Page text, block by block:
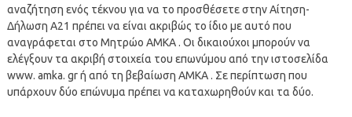
αναζήτηση ενός τέκνου για να το προσθέσετε στην Αίτηση-
Δήλωση Α21 πρέπει να είναι ακριβώς το ίδιο με αυτό που
αναγράφεται στο Μητρώο ΑΜΚΑ . Οι δικαιούχοι μπορούν να
ελέγξουν τα ακριβή στοιχεία του επωνύμου από την ιστοσελίδα
www. amka. gr ή από τη βεβαίωση ΑΜΚΑ . Σε περίπτωση που
υπάρχουν δύο επώνυμα πρέπει να καταχωρηθούν και τα δύο.